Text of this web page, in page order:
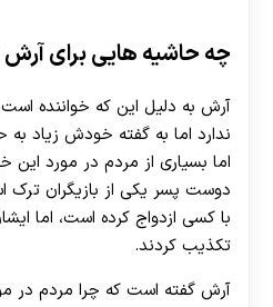
چه حاشیه هایی برای
آرش به دلیل این که خواننده
ندارد اما به گفته خودش زیاد
اما بسیاری از مردم در مورد این
دوست پسر یکی از بازیگران ترک
با کسی ازدواج کرده است، اما
تکذیب کردند.
آرش گفته است که چرا مردم در